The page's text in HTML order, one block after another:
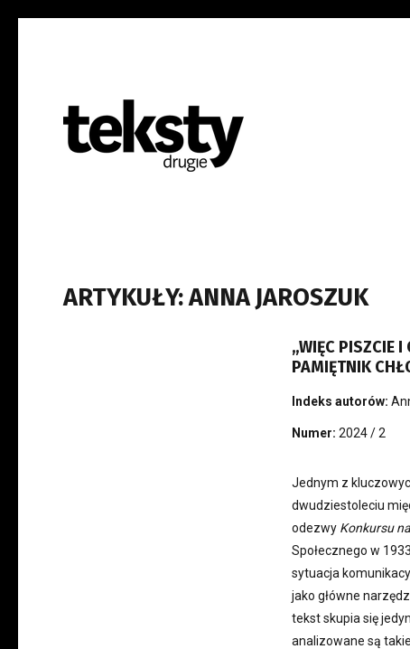
ARTYKUŁY: ANNA JAROSZUK
„WIĘC PISZCIE
PAMIĘTNIK
Indeks autorów:
Numer: 2024 / 2
Jednym z
dwudziestoleciu
odezwy Konkursu
Społecznego w
sytuacja
jako główne
tekst skupia się
analizowane są